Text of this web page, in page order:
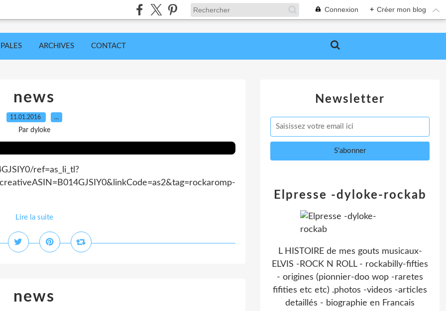
Connexion + Créer mon blog
ARCHIVES CONTACT
news
11.01.2016 …
Par dyloke
ref=as_li_tl?
Lire la suite
news
Newsletter
Elpresse -dyloke-rockab
L HISTOIRE de mes gouts musicaux-
ELVIS -ROCK N ROLL - rockabilly-fifties
- origines (pionnier-doo wop -raretes
fifities etc etc) .photos -videos -articles
detaillés - biographie en Francais